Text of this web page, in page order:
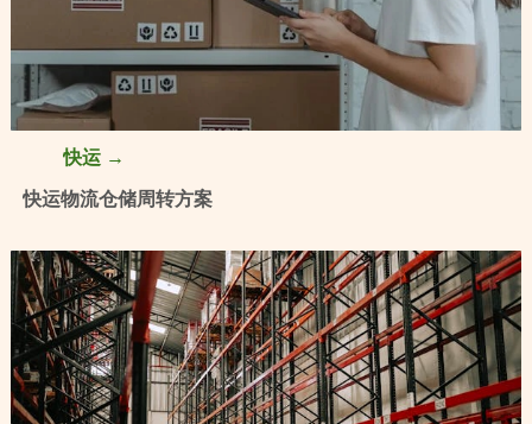
快运物流仓储周转方案
快运 →